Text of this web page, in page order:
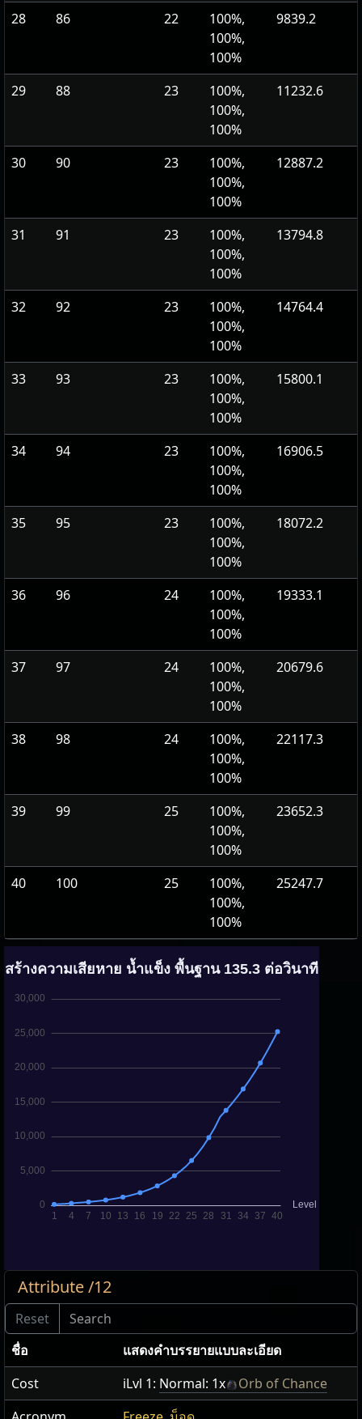
28 86 22
100%,
100%,
100%
9839.2
29 88 23
100%,
100%,
100%
11232.6
30 90 23
100%,
100%,
100%
12887.2
31 91 23
100%,
100%,
100%
13794.8
32 92 23
100%,
100%,
100%
14764.4
33 93 23
100%,
100%,
100%
15800.1
34 94 23
100%,
100%,
100%
16906.5
35 95 23
100%,
100%,
100%
18072.2
36 96 24
100%,
100%,
100%
19333.1
37 97 24
100%,
100%,
100%
20679.6
38 98 24
100%,
100%,
100%
22117.3
39 99 25
100%,
100%,
100%
23652.3
40 100 25
100%,
100%,
100%
25247.7
Attribute /12
ชื่อ
แสดง​คำ​บรรยายแบบ​ละเอียด
Cost
iLvl 1: Normal: 1x
Orb of Chance